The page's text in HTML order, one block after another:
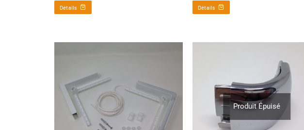
Détails Détails
Produit Épuisé